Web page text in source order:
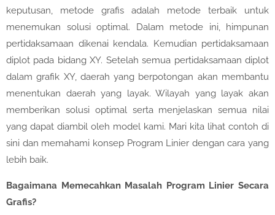
keputusan, metode grafis adalah metode terbaik untuk
menemukan solusi optimal. Dalam metode ini, himpunan
pertidaksamaan dikenai kendala. Kemudian pertidaksamaan
diplot pada bidang XY. Setelah semua pertidaksamaan diplot
dalam grafik XY, ​​daerah yang berpotongan akan membantu
menentukan daerah yang layak. Wilayah yang layak akan
memberikan solusi optimal serta menjelaskan semua nilai
yang dapat diambil oleh model kami. Mari kita lihat contoh di
sini dan memahami konsep Program Linier dengan cara yang
lebih baik.
Bagaimana Memecahkan Masalah Program Linier Secara
Grafis?